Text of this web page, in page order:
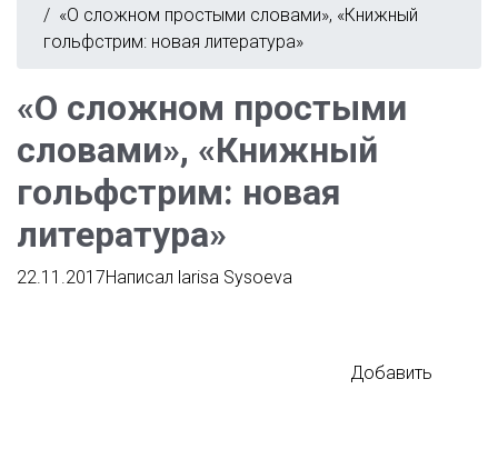
«О сложном простыми словами», «Книжный
гольфстрим: новая литература»
«О сложном простыми
словами», «Книжный
гольфстрим: новая
литература»
22.11.2017Написал larisa Sysoeva
Добавить